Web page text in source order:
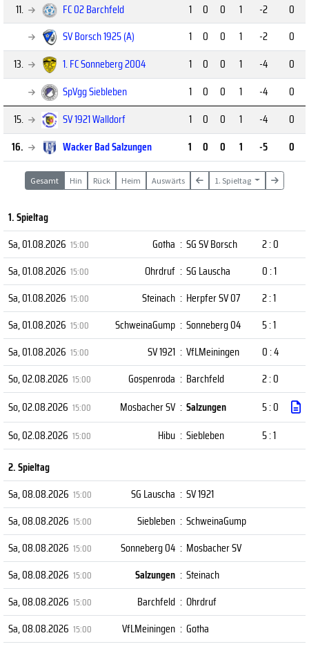
11.
FC 02 Barchfeld 1 0 0 1 -2
0
SV Borsch 1925 (A)
1 0 0 1 -2
0
13.
1. FC Sonneberg 2004 1 0 0 1 -4
0
SpVgg Siebleben
1 0 0 1 -4
0
15.
SV 1921 Walldorf 1 0 0 1 -4
0
16.
Wacker Bad Salzungen 1 0 0 1 -5 0
Gesamt Hin Rück Heim Auswärts 1. Spieltag
1. Spieltag
Sa, 01.08.2026 15:00 Gotha : SG SV Borsch
2 : 0
Sa, 01.08.2026 15:00 Ohrdruf : SG Lauscha
0 : 1
Sa, 01.08.2026 15:00 Steinach : Herpfer SV 07
2 : 1
Sa, 01.08.2026 15:00 SchweinaGump : Sonneberg 04
5 : 1
Sa, 01.08.2026 15:00 SV 1921 : VfLMeiningen
0 : 4
So, 02.08.2026 15:00 Gospenroda : Barchfeld
2 : 0
So, 02.08.2026 15:00 Mosbacher SV : Salzungen
5 : 0
So, 02.08.2026 15:00 Hibu : Siebleben
5 : 1
2. Spieltag
Sa, 08.08.2026 15:00 SG Lauscha : SV 1921
Sa, 08.08.2026 15:00 Siebleben : SchweinaGump
Sa, 08.08.2026 15:00 Sonneberg 04 : Mosbacher SV
Sa, 08.08.2026 15:00 Salzungen : Steinach
Sa, 08.08.2026 15:00 Barchfeld : Ohrdruf
Sa, 08.08.2026 15:00 VfLMeiningen : Gotha